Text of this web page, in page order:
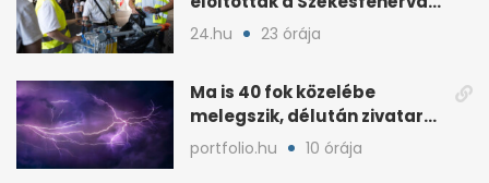
melletti tüzet
24.hu 23 órája
Ma is 40 fok közelébe
melegszik, délután zivatar
és viharos szél jöhet
portfolio.hu 10 órája